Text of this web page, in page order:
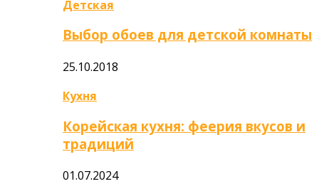
Детская
Выбор обоев для детской комнаты
25.10.2018
Кухня
Корейская кухня: феерия вкусов и
традиций
01.07.2024